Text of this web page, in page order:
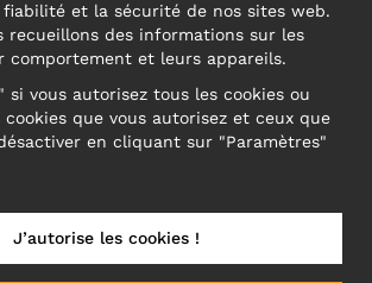
PROFESSIONNELLE
mnt 5, EE-10117 Tallinn
Reg: 12356245
pas les retours de produits à cette
et la sécurité de nos sites web.
recueillons des informations sur les
comportement et leurs appareils.
si vous autorisez tous les cookies ou
cookies que vous autorisez et ceux que
en cliquant sur "Paramètres"
J’autorise les cookies !